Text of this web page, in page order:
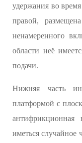
удержания во
правой,
ненамеренного
области неё
подачи.
Нижняя часть
платформой с
иметься случайное